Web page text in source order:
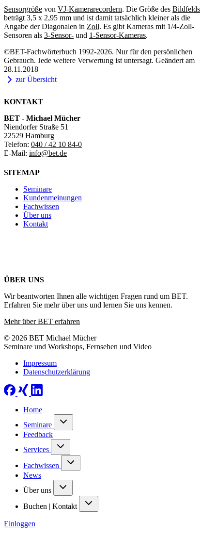
Sensorgröße von VJ-Kamerarecordern. Die Größe des Bildfelds
beträgt 3,5 x 2,95 mm und ist damit tatsächlich kleiner als die
Angabe der Diagonalen in Zoll. Es gibt Kameras mit 1/4-Zoll-
Sensoren als 3-Sensor- und 1-Sensor-Kameras.
©BET-Fachwörterbuch 1992-2026. Nur für den persönlichen
Gebrauch. Jede weitere Verwertung ist untersagt. Geändert am
28.11.2018
zur Übersicht
KONTAKT
BET - Michael Mücher
Niendorfer Straße 51
22529 Hamburg
Telefon: 040 / 42 10 84-0
E-Mail: info@bet.de
SITEMAP
Seminare
Kundenmeinungen
Fachwissen
Über uns
Kontakt
ÜBER UNS
Wir beantworten Ihnen alle wichtigen Fragen rund um BET.
Erfahren Sie mehr über uns und lernen Sie uns kennen.
Mehr über BET erfahren
© 2026 BET Michael Mücher
Seminare und Workshops, Fernsehen und Video
Impressum
Datenschutzerklärung
Home
Seminare
Feedback
Services
Fachwissen
News
Über uns
Buchen | Kontakt
Einloggen